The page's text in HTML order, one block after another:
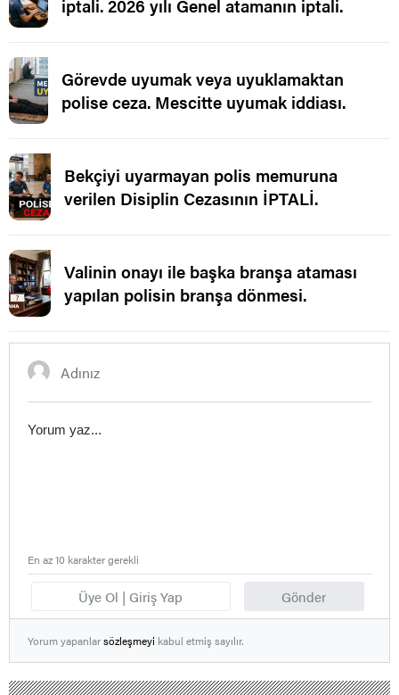
iptali. 2026 yılı Genel atamanın iptali.
Görevde uyumak veya uyuklamaktan
polise ceza. Mescitte uyumak iddiası.
Bekçiyi uyarmayan polis memuruna
verilen Disiplin Cezasının İPTALİ.
Valinin onayı ile başka branşa ataması
yapılan polisin branşa dönmesi.
Üye Ol | Giriş Yap Gönder
En az 10 karakter gerekli
Yorum yapanlarsözleşmeyi kabul etmiş sayılır.